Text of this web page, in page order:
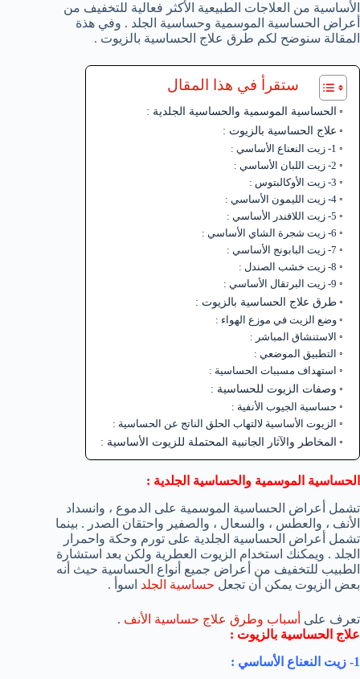
الأساسية من العلاجات الطبيعية الأكثر فعالية للتخفيف من
أعراض الحساسية الموسمية وحساسية الجلد . وفي هذة
المقالة سنوضح لكم طرق علاج الحساسية بالزيوت .
ستقرأ في هذا المقال
الحساسية الموسمية والحساسية الجلدية :
علاج الحساسية بالزيوت :
1- زيت النعناع الأساسي :
2- زيت اللبان الأساسي :
3- زيت الأوكالبتوس :
4- زيت الليمون الأساسي :
5- زيت اللافندر الأساسي :
6- زيت شجرة الشاي الأساسي :
7- زيت البابونج الأساسي :
8- زيت خشب الصندل :
9- زيت البرتقال الأساسي :
طرق علاج الحساسية بالزيوت :
وضع الزيت في موزع الهواء :
الاستنشاق المباشر :
التطبيق الموضعي :
استهداف مسببات الحساسية :
وصفات الزيوت للحساسية :
حساسية الجيوب الأنفية :
الزيوت الأساسية لالتهاب الحلق الناتج عن الحساسية :
المخاطر والآثار الجانبية المحتملة للزيوت الأساسية :
الحساسية الموسمية والحساسية الجلدية :
تشمل أعراض الحساسية الموسمية على الدموع ، وانسداد
الأنف ، والعطس ، والسعال ، والصفير واحتقان الصدر . بينما
تشمل أعراض الحساسية الجلدية على تورم وحكة واحمرار
الجلد . ويمكنك استخدام الزيوت العطرية ولكن بعد استشارة
الطبيب للتخفيف من أعراض جميع أنواع الحساسية حيث أنه
بعض الزيوت يمكن أن تجعل حساسية الجلد اسوأ .
تعرف على أسباب وطرق علاج حساسية الأنف .
علاج الحساسية بالزيوت :
1- زيت النعناع الأساسي :